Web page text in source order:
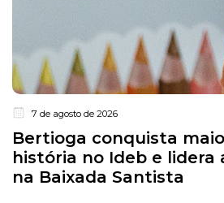
7 de agosto de 2026
Bertioga conquista
história no Ideb e lidera
na Baixada Santista